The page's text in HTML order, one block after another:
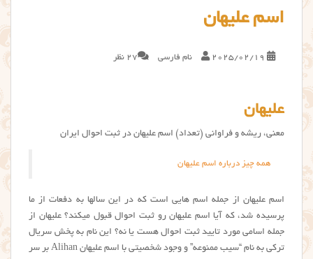
اسم علیهان
2025/02/19 نام فارسی 27 نظر
علیهان
معنی، ریشه و فراوانی (تعداد) اسم علیهان در ثبت احوال ایران
همه چیز درباره اسم علیهان
اسم علیهان از جمله اسم هایی است که در این سالها به دفعات از ما
پرسیده شد، که آیا اسم علیهان رو ثبت احوال قبول میکند؟ عليهان از
جمله اسامی مورد تایید ثبت احوال هست یا نه؟ این نام به پخش سریال
ترکی به نام “سیب ممنوعه” و وجود شخصیتی با اسم عليهان Alihan بر سر